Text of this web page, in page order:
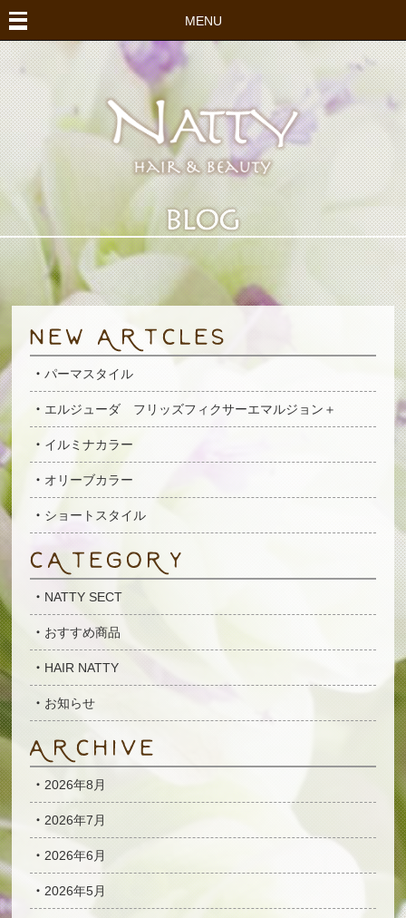
MENU
パーマスタイル
エルジューダ フリッズフィクサーエマルジョン＋
イルミナカラー
オリーブカラー
ショートスタイル
NATTY SECT
おすすめ商品
HAIR NATTY
お知らせ
2026年8月
2026年7月
2026年6月
2026年5月